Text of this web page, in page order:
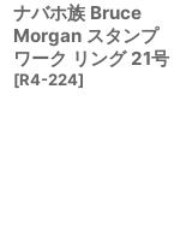
ナバホ族 Bruce
Morgan スタンプ
ワーク リング 21号
[R4-224]